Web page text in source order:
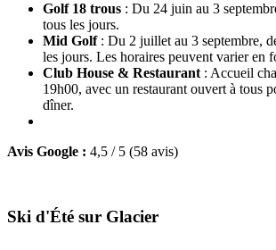
Golf 18 trous : Du 24 juin au 3
tous les jours.
Mid Golf : Du 2 juillet au 3 septembre,
les jours. Les horaires peuvent varier en
Club House & Restaurant : Accueil
19h00, avec un restaurant ouvert à tous
dîner.
Avis Google : 4,5 / 5 (58 avis)
Ski d'Été sur Glacier